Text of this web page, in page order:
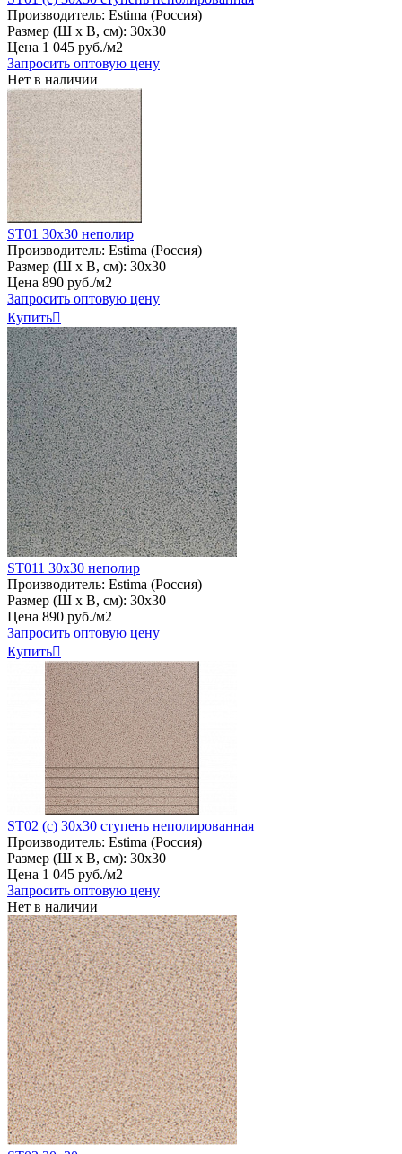
Производитель: Estima (Россия)
Размер (Ш х В, см): 30х30
Цена 1 045 руб./м2
Запросить оптовую цену
Нет в наличии
ST01 30х30 неполир
Производитель: Estima (Россия)
Размер (Ш х В, см): 30х30
Цена 890 руб./м2
Запросить оптовую цену
Купить
ST011 30х30 неполир
Производитель: Estima (Россия)
Размер (Ш х В, см): 30х30
Цена 890 руб./м2
Запросить оптовую цену
Купить
ST02 (с) 30х30 ступень неполированная
Производитель: Estima (Россия)
Размер (Ш х В, см): 30х30
Цена 1 045 руб./м2
Запросить оптовую цену
Нет в наличии